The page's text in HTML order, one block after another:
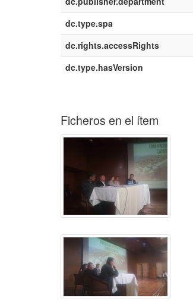
dc.type.spa
dc.rights.accessRights
dc.type.hasVersion
Ficheros en el ítem